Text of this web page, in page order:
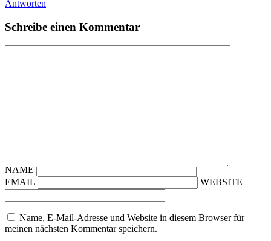
Antworten
Schreibe einen Kommentar
NAME
EMAIL
WEBSITE
Name, E-Mail-Adresse und Website in diesem Browser für
meinen nächsten Kommentar speichern.